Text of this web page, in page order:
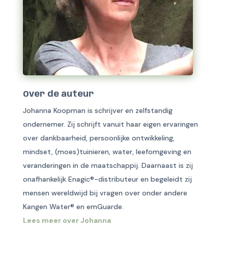
Over de auteur
Johanna Koopman is schrijver en zelfstandig
ondernemer. Zij schrijft vanuit haar eigen ervaringen
over dankbaarheid, persoonlijke ontwikkeling,
mindset, (moes)tuinieren, water, leefomgeving en
veranderingen in de maatschappij. Daarnaast is zij
onafhankelijk Enagic®-distributeur en begeleidt zij
mensen wereldwijd bij vragen over onder andere
Kangen Water® en emGuarde.
Lees meer over Johanna